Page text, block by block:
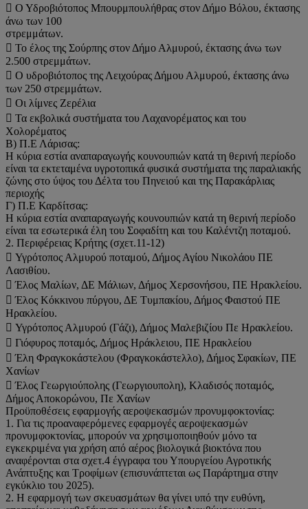
 Ο Υδροβιότοπος Μπουρμπουλήθρας στον Δήμο Βόλου, έκτασης
άνω των 100
στρεμμάτων.
 Το έλος της Σούρπης στον Δήμο Αλμυρού, έκτασης άνω των
2.500 στρεμμάτων.
 Ο υδροβιότοπος της Λειχούρας Δήμου Αλμυρού, έκτασης άνω
των 250 στρεμμάτων.
 Οι λίμνες Ζερέλια
 Τα εκβολικά συστήματα του Λαχανορέματος και του
Χολορέματος
Β) Π.Ε Λάρισας:
Η κύρια εστία αναπαραγωγής κουνουπιών κατά τη θερινή περίοδο
είναι τα εκτεταμένα υγροτοπικά φυσικά συστήματα της παραλιακής
ζώνης στο ύψος του Δέλτα του Πηνειού και της Παρακάρλιας
περιοχής
Γ) Π.Ε Καρδίτσας:
Η κύρια εστία αναπαραγωγής κουνουπιών κατά τη θερινή περίοδο
είναι τα εσωτερικά έλη του Σοφαδίτη και του Καλέντζη ποταμού.
2. Περιφέρειας Κρήτης (σχετ.11-12)
 Υγρότοπος Αλμυρού ποταμού, Δήμος Αγίου Νικολάου ΠΕ
Λασιθίου.
 Έλος Μαλίων, ΔΕ Μάλιων, Δήμος Χερσονήσου, ΠΕ Ηρακλείου.
 Έλος Κόκκινου πύργου, ΔΕ Τυμπακίου, Δήμος Φαιστού ΠΕ
Ηρακλείου.
 Υγρότοπος Αλμυρού (Γάζι), Δήμος Μαλεβιζίου Πε Ηρακλείου.
 Γιόφυρος ποταμός, Δήμος Ηράκλειου, ΠΕ Ηρακλείου
 Έλη Φραγκοκάστελου (Φραγκοκάστελλο), Δήμος Σφακίων, ΠΕ
Χανίων
 Έλος Γεωργιούπολης (Γεωργιουπολη), Κλαδισός ποταμός,
Δήμος Αποκορώνου, Πε Χανίων
Προϋποθέσεις εφαρμογής αεροψεκασμών προνυμφοκτονίας:
1. Για τις προαναφερόμενες εφαρμογές αεροψεκασμών
προνυμφοκτονίας, μπορούν να χρησιμοποιηθούν μόνο τα
εγκεκριμένα για χρήση από αέρος βιολογικά βιοκτόνα που
αναφέρονται στα σχετ.4 έγγραφα του Υπουργείου Αγροτικής
Ανάπτυξης και Τροφίμων (επισυνάπτεται ως Παράρτημα στην
εγκύκλιο του 2025).
2. Η εφαρμογή των σκευασμάτων θα γίνει υπό την ευθύνη,